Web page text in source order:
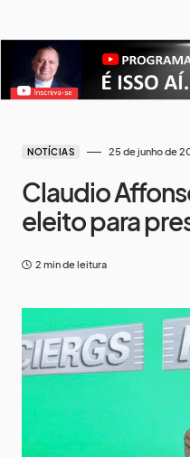
NOTÍCIAS 25 de junho de
Claudio
eleito para
2 min de leitura